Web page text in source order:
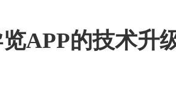
APP的技术升